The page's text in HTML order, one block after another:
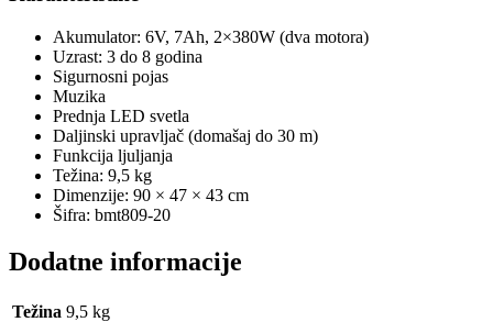
Akumulator: 6V, 7Ah, 2×380W (dva motora)
Uzrast: 3 do 8 godina
Sigurnosni pojas
Muzika
Prednja LED svetla
Daljinski upravljač (domašaj do 30 m)
Funkcija ljuljanja
Težina: 9,5 kg
Dimenzije: 90 × 47 × 43 cm
Šifra: bmt809-20
Dodatne informacije
Težina 9,5 kg